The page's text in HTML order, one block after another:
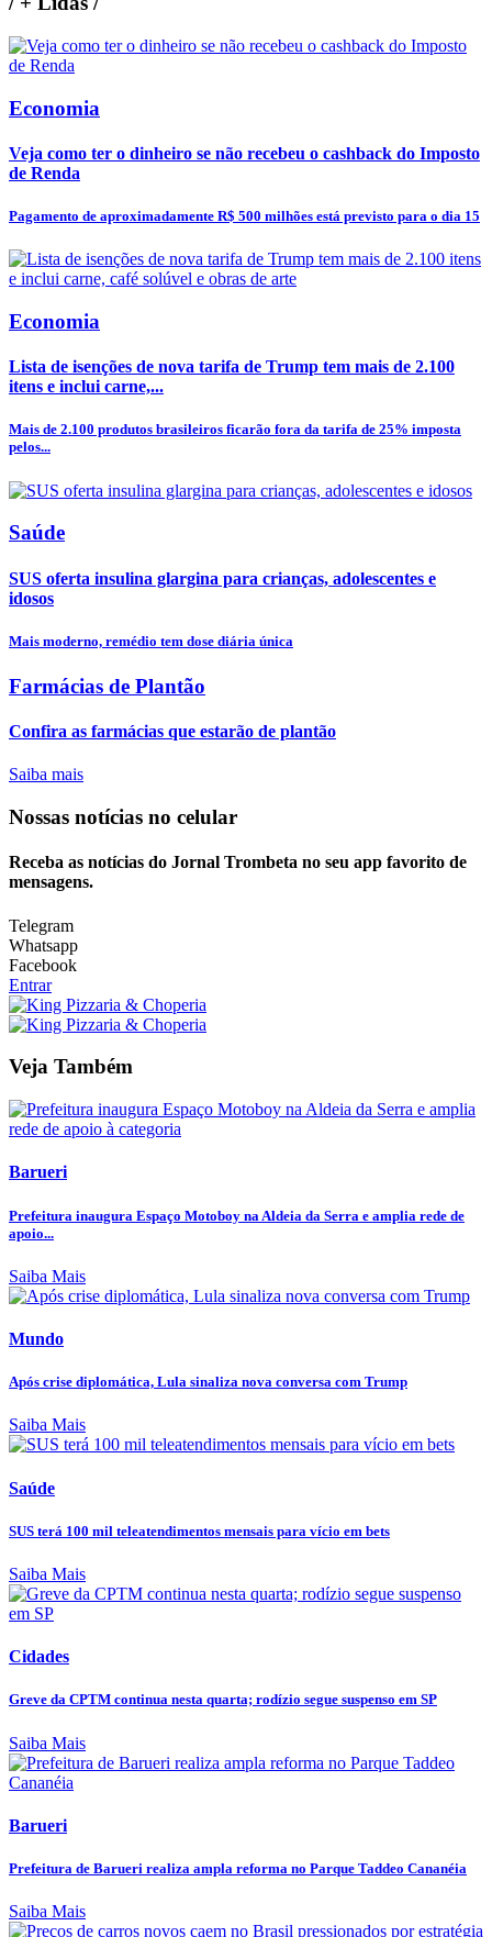
Economia
Veja como ter o dinheiro se não recebeu o cashback do Imposto
de Renda
Pagamento de aproximadamente R$ 500 milhões está previsto para o dia 15
Economia
Lista de isenções de nova tarifa de Trump tem mais de 2.100
itens e inclui carne,...
Mais de 2.100 produtos brasileiros ficarão fora da tarifa de 25% imposta
pelos...
Saúde
SUS oferta insulina glargina para crianças, adolescentes e
idosos
Mais moderno, remédio tem dose diária única
Farmácias de Plantão
Confira as farmácias que estarão de plantão
Saiba mais
Nossas notícias no celular
Receba as notícias do Jornal Trombeta no seu app favorito de
mensagens.
Telegram
Whatsapp
Facebook
Entrar
Veja Também
Barueri
Prefeitura inaugura Espaço Motoboy na Aldeia da Serra e amplia rede de
apoio...
Saiba Mais
Mundo
Após crise diplomática, Lula sinaliza nova conversa com Trump
Saiba Mais
Saúde
SUS terá 100 mil teleatendimentos mensais para vício em bets
Saiba Mais
Cidades
Greve da CPTM continua nesta quarta; rodízio segue suspenso em SP
Saiba Mais
Barueri
Prefeitura de Barueri realiza ampla reforma no Parque Taddeo Cananéia
Saiba Mais